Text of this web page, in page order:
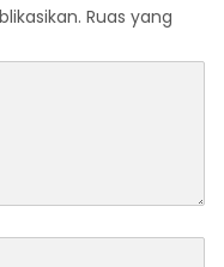
Ruas yang